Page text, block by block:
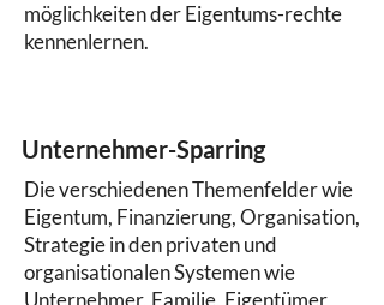
möglichkeiten der Eigentums-rechte
kennenlernen.
Unternehmer-Sparring
Die verschiedenen Themenfelder wie
Eigentum, Finanzierung, Organisation,
Strategie in den privaten und
organisationalen Systemen wie
Unternehmer, Familie, Eigentümer